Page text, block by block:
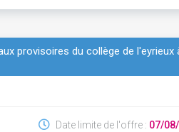
provisoires du collège de l'eyrieux
Date limite de l'offre : 07/